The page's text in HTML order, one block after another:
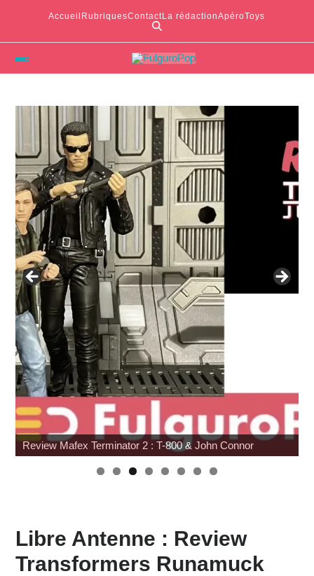
Accueil RubriquesContactLa rédactionApéroToys
Review Mafex Terminator 2 : T-800 & John Connor
Libre Antenne : Review
Transformers Runamuck